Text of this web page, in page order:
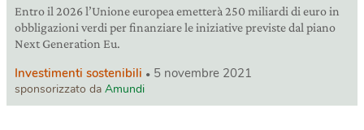
Entro il 2026 l’Unione europea emetterà 250 miliardi di euro in
obbligazioni verdi per finanziare le iniziative previste dal piano
Next Generation Eu.
Investimenti sostenibili 5 novembre 2021
sponsorizzato da Amundi